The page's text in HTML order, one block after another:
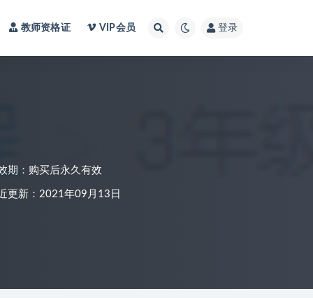
教师资格证 VIP会员 登录
期：购买后永久有效
更新：2021年09月13日